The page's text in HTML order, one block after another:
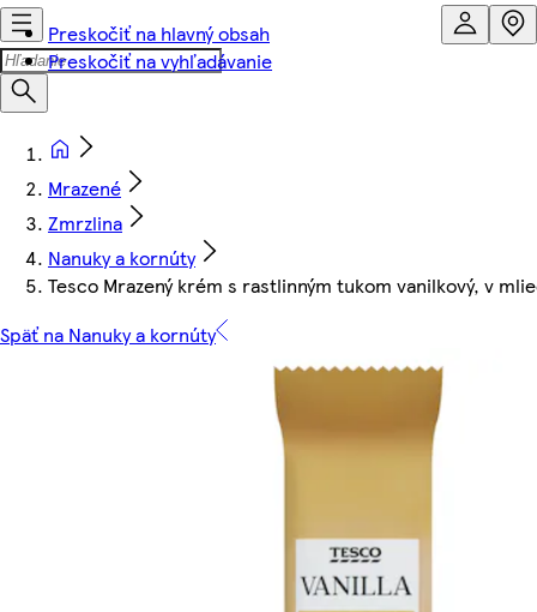
Preskočiť na hlavný obsah
Preskočiť na vyhľadávanie
Mrazené
Zmrzlina
Nanuky a kornúty
Tesco Mrazený krém s rastlinným tukom vanilkový, v
Späť na Nanuky a kornúty